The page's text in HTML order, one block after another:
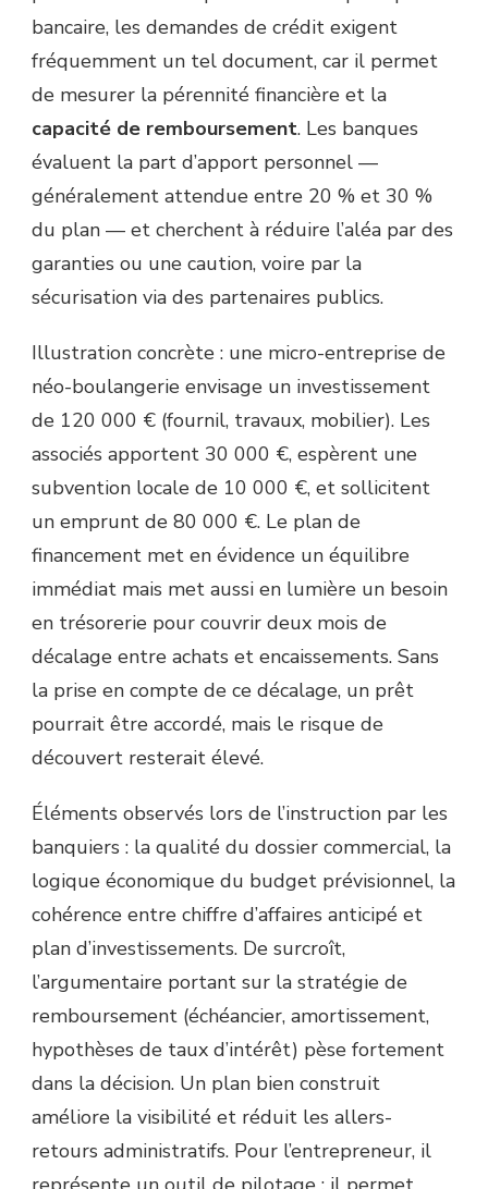
bancaire, les demandes de crédit exigent
fréquemment un tel document, car il permet
de mesurer la pérennité financière et la
capacité de remboursement. Les banques
évaluent la part d’apport personnel —
généralement attendue entre 20 % et 30 %
du plan — et cherchent à réduire l’aléa par des
garanties ou une caution, voire par la
sécurisation via des partenaires publics.
Illustration concrète : une micro-entreprise de
néo-boulangerie envisage un investissement
de 120 000 € (fournil, travaux, mobilier). Les
associés apportent 30 000 €, espèrent une
subvention locale de 10 000 €, et sollicitent
un emprunt de 80 000 €. Le plan de
financement met en évidence un équilibre
immédiat mais met aussi en lumière un besoin
en trésorerie pour couvrir deux mois de
décalage entre achats et encaissements. Sans
la prise en compte de ce décalage, un prêt
pourrait être accordé, mais le risque de
découvert resterait élevé.
Éléments observés lors de l’instruction par les
banquiers : la qualité du dossier commercial, la
logique économique du budget prévisionnel, la
cohérence entre chiffre d’affaires anticipé et
plan d’investissements. De surcroît,
l’argumentaire portant sur la stratégie de
remboursement (échéancier, amortissement,
hypothèses de taux d’intérêt) pèse fortement
dans la décision. Un plan bien construit
améliore la visibilité et réduit les allers-
retours administratifs. Pour l’entrepreneur, il